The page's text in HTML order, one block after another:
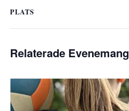
PLATS
Relaterade Evenemang